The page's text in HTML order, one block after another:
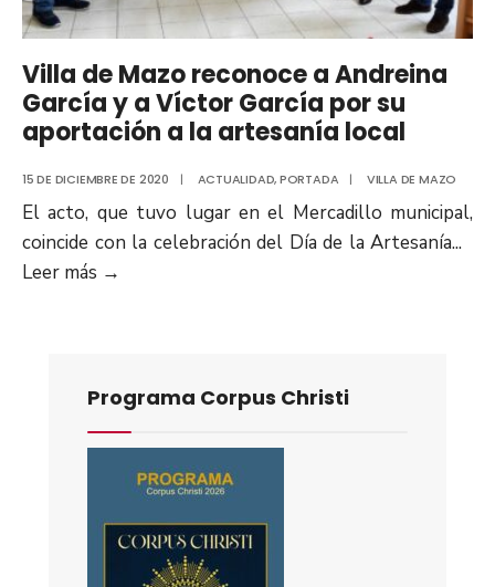
Villa de Mazo reconoce a Andreina
García y a Víctor García por su
aportación a la artesanía local
15 DE DICIEMBRE DE 2020 | ACTUALIDAD,PORTADA | VILLA DE MAZO
El acto, que tuvo lugar en el Mercadillo municipal,
coincide con la celebración del Día de la Artesanía...
Leer más →
Programa Corpus Christi